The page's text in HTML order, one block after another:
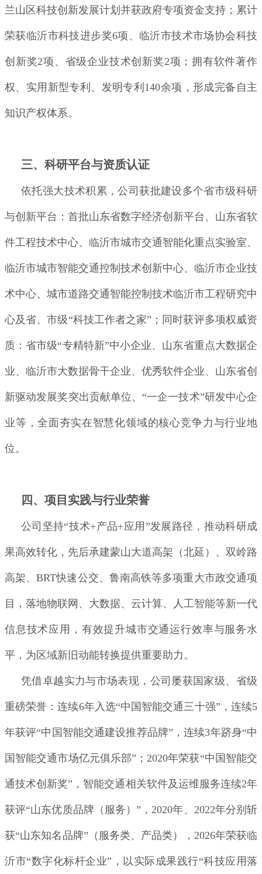
兰山区科技创新发展计划并获政府专项资金支持；累计
荣获临沂市科技进步奖6项、临沂市技术市场协会科技
创新奖2项、省级企业技术创新奖2项；拥有软件著作
权、实用新型专利、发明专利140余项，形成完备自主
知识产权体系。
三、科研平台与资质认证
依托强大技术积累，公司获批建设多个省市级科研
与创新平台：首批山东省数字经济创新平台、山东省软
件工程技术中心、临沂市城市交通智能化重点实验室、
临沂市城市智能交通控制技术创新中心、临沂市企业技
术中心、城市道路交通智能控制技术临沂市工程研究中
心及省、市级“科技工作者之家”；同时获评多项权威资
质：省市级“专精特新”中小企业、山东省重点大数据企
业、临沂市大数据骨干企业、优秀软件企业、山东省创
新驱动发展奖突出贡献单位、“一企一技术”研发中心企
业等，全面夯实在智慧化领域的核心竞争力与行业地
位。
四、项目实践与行业荣誉
公司坚持“技术+产品+应用”发展路径，推动科研成
果高效转化，先后承建蒙山大道高架（北延）、双岭路
高架、BRT快速公交、鲁南高铁等多项重大市政交通项
目，落地物联网、大数据、云计算、人工智能等新一代
信息技术应用，有效提升城市交通运行效率与服务水
平，为区域新旧动能转换提供重要助力。
凭借卓越实力与市场表现，公司屡获国家级、省级
重磅荣誉：连续6年入选“中国智能交通三十强”，连续5
年获评“中国智能交通建设推荐品牌”，连续3年跻身“中
国智能交通市场亿元俱乐部”；2020年荣获“中国智能交
通技术创新奖”，智能交通相关软件及运维服务连续2年
获评“山东优质品牌（服务）”，2020年、2022年分别斩
获“山东知名品牌”（服务类、产品类），2026年荣获临
沂市“数字化标杆企业”， 以实际成果践行“科技应用落